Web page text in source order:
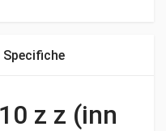
Specifiche
z z (inn